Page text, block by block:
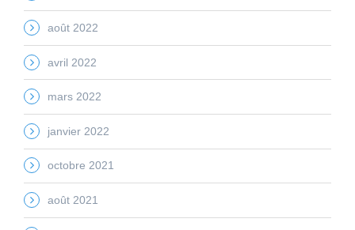
août 2022
avril 2022
mars 2022
janvier 2022
octobre 2021
août 2021